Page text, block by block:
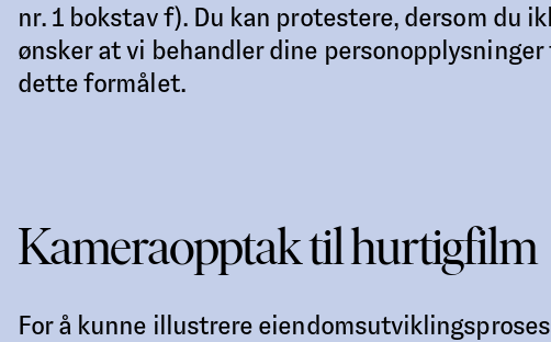
nr. 1 bokstav f). Du kan protestere, dersom du
ønsker at vi behandler dine personopplysninger
dette formålet.
Kameraopptak til hurtigfilm
For å kunne illustrere